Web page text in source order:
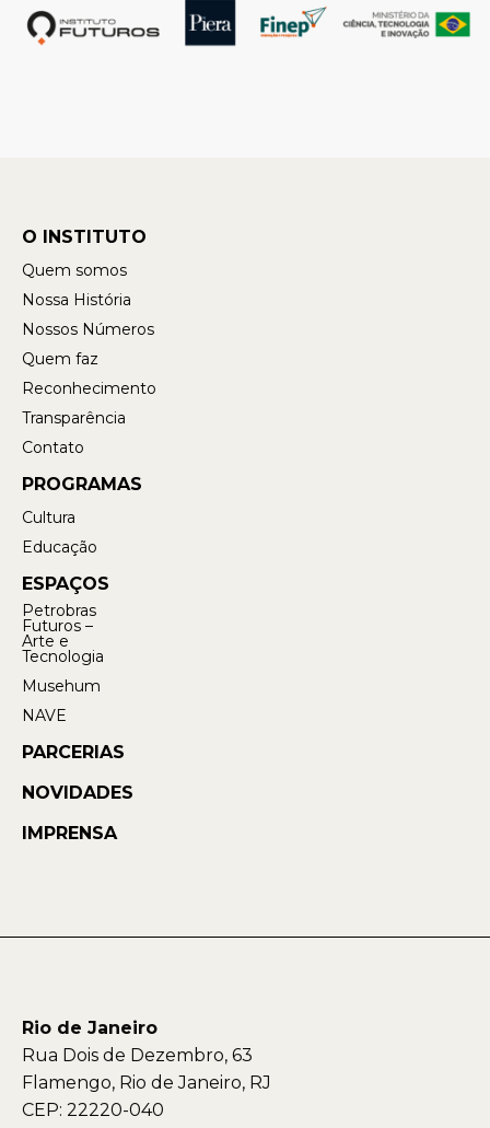
O INSTITUTO
Quem somos
Nossa História
Nossos Números
Quem faz
Reconhecimento
Transparência
Contato
PROGRAMAS
Cultura
Educação
ESPAÇOS
Petrobras
Futuros –
Arte e
Tecnologia
Musehum
NAVE
PARCERIAS
NOVIDADES
IMPRENSA
Rio de Janeiro
Rua Dois de Dezembro, 63
Flamengo, Rio de Janeiro, RJ
CEP: 22220-040